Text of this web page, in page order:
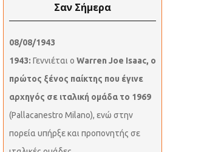
Σαν Σήμερα
08/08/1943
1943: Γεννιέται ο Warren Joe Isaac, ο
πρώτος ξένος παίκτης που έγινε
αρχηγός σε ιταλική ομάδα το 1969
(Pallacanestro Milano), ενώ στην
πορεία υπήρξε και προπονητής σε